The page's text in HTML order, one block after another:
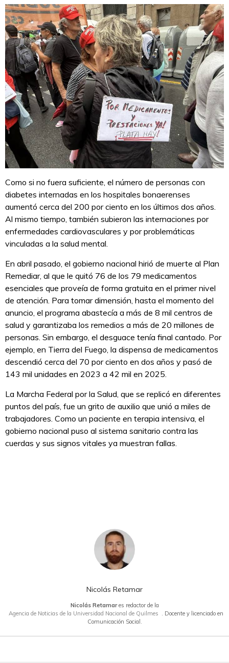
Como si no fuera suficiente, el número de personas con
diabetes internadas en los hospitales bonaerenses
aumentó cerca del 200 por ciento en los últimos dos años.
Al mismo tiempo, también subieron las internaciones por
enfermedades cardiovasculares y por problemáticas
vinculadas a la salud mental.
En abril pasado, el gobierno nacional hirió de muerte al Plan
Remediar, al que le quitó 76 de los 79 medicamentos
esenciales que proveía de forma gratuita en el primer nivel
de atención. Para tomar dimensión, hasta el momento del
anuncio, el programa abastecía a más de 8 mil centros de
salud y garantizaba los remedios a más de 20 millones de
personas. Sin embargo, el desguace tenía final cantado. Por
ejemplo, en Tierra del Fuego, la dispensa de medicamentos
descendió cerca del 70 por ciento en dos años y pasó de
143 mil unidades en 2023 a 42 mil en 2025.
La Marcha Federal por la Salud, que se replicó en diferentes
puntos del país, fue un grito de auxilio que unió a miles de
trabajadores. Como un paciente en terapia intensiva, el
gobierno nacional puso al sistema sanitario contra las
cuerdas y sus signos vitales ya muestran fallas.
Nicolás Retamar
Nicolás Retamares redactor de la
Agencia de Noticias de la Universidad Nacional de Quilmes
. Docente y licenciado en
Comunicación Social.